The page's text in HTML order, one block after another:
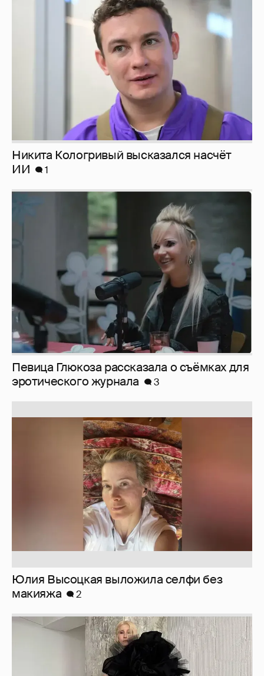
Никита Кологривый высказался насчёт
ИИ
1
Певица Глюкоза рассказала о съёмках для
эротического журнала
3
Юлия Высоцкая выложила селфи без
макияжа
2